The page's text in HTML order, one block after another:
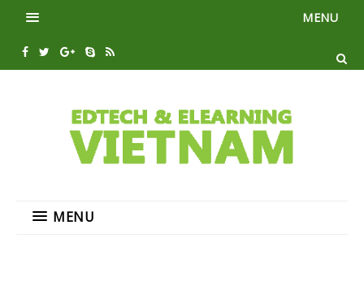
MENU
MENU